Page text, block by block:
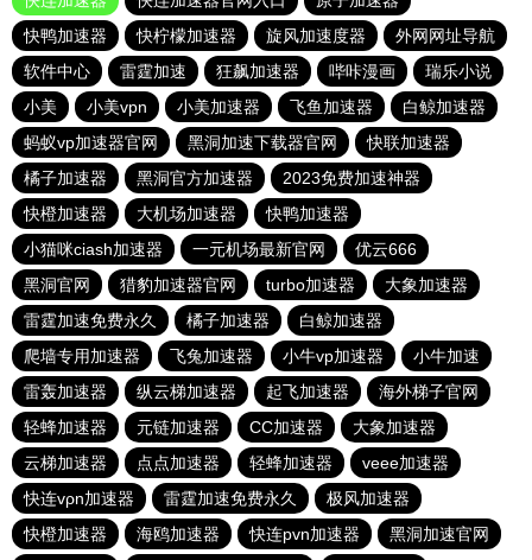
快鸭加速器
快柠檬加速器 旋风加速度器
外网网址导航
软件中心
雷霆加速 狂飙加速器 哔咔漫画
瑞乐小说
小美
小美vpn 小美加速器 飞鱼加速器
白鲸加速器
蚂蚁vp加速器官网
黑洞加速下载器官网
快联加速器
橘子加速器
黑洞官方加速器
2023免费加速神器
快橙加速器
大机场加速器
快鸭加速器
小猫咪ciash加速器
一元机场最新官网
优云666
黑洞官网
猎豹加速器官网 turbo加速器
大象加速器
雷霆加速免费永久
橘子加速器
白鲸加速器
爬墙专用加速器
飞兔加速器 小牛vp加速器
小牛加速
雷轰加速器
纵云梯加速器 起飞加速器
海外梯子官网
轻蜂加速器
元链加速器 CC加速器
大象加速器
云梯加速器
点点加速器 轻蜂加速器
veee加速器
快连vρn加速器
雷霆加速免费永久
极风加速器
快橙加速器
海鸥加速器 快连pvn加速器 黑洞加速官网